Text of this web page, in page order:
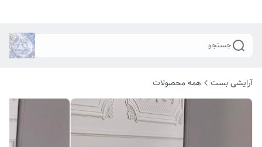
جستجو
آرایشی بست همه محصولات